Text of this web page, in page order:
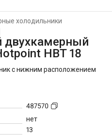
холодильники
и морозильники
двухкамерный
HBT 18
с нижним расположением
487570
нет
13